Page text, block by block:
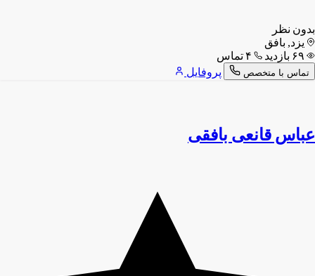
بدون نظر
یزد, بافق
تماس با متخصص پروفایل
عباس قانعی بافقی